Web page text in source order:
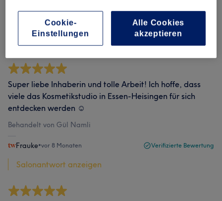
Geschrieben von unseren Kunden, damit du weißt, was
dich in jedem Salon erwartet.
Super liebe Inhaberin und tolle Arbeit! Ich hoffe, dass
viele das Kosmetikstudio in Essen-Heisingen für sich
entdecken werden ☺️
Behandelt von Gül Namli
Frauke•vor 8 Monaten Verifizierte Bewertung
Salonantwort anzeigen
Cookie-
Einstellungen
Alle Cookies
akzeptieren